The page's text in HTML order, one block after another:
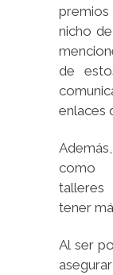
nicho
de
enlaces
como
tener
Al ser